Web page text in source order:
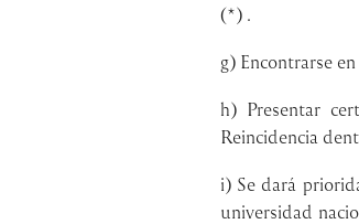
(*) .
g) Encontrarse
h) Presentar
Reincidencia
i) Se dará
universidad